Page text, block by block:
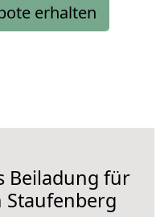
erhalten
Beiladung für
Staufenberg